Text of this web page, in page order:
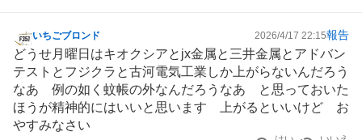
掲
示
板
記
事
いちごブロンド 2026/4/17 22:15報告
どうせ月曜日はキオクシアとjx金属と 三井金属と アドバン
テスト と フジクラ と古河電気工業 しか上がらないんだろう
なあ 例の如く蚊帳の外なんだろうなあ と思っておいた
ほうが精神的にはいいと思います 上がるといいけど お
やすみなさい